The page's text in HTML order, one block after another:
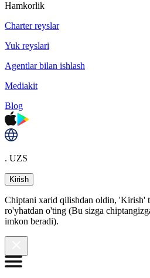
Hamkorlik
Charter reyslar
Yuk reyslari
Agentlar bilan ishlash
Mediakit
Blog
. UZS
Kirish
Chiptani xarid qilishdan oldin, 'Kirish'
ro'yhatdan o'ting (Bu sizga
imkon beradi).